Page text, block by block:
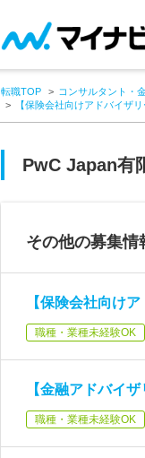
転職TOP コンサルタント・
【保険会社向けアドバイザ
PwC Japan有
その他の募集情
【保険会社向け
職種・業種未経験OK
【金融アドバイ
職種・業種未経験OK